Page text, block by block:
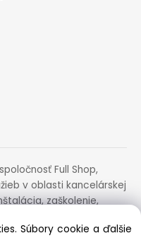
Full Shop,
v oblasti kancelárskej
zaškolenie,
Súbory cookie a ďalšie